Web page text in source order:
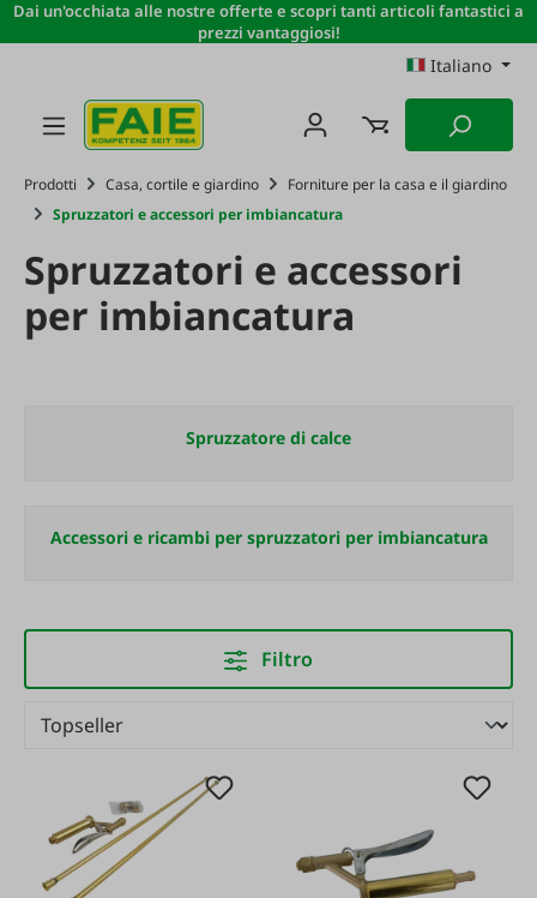
Passa al contenuto principale
Dai un'occhiata alle nostre offerte e scopri tanti articoli fantastici a
prezzi vantaggiosi!
Italiano
Prodotti Casa, cortile e giardino
Forniture per la casa e il giardino
Spruzzatori e accessori per imbiancatura
Spruzzatori e accessori
per imbiancatura
Spruzzatore di calce
Accessori e ricambi per spruzzatori per imbiancatura
Filtro